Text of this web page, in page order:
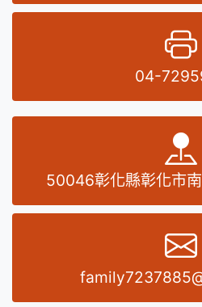
04-
50046彰化縣彰化市